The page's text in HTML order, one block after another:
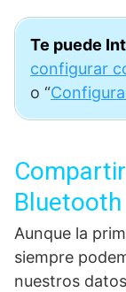
Te puede
configurar
o “
Bluetooth
Aunque la
siempre
nuestros